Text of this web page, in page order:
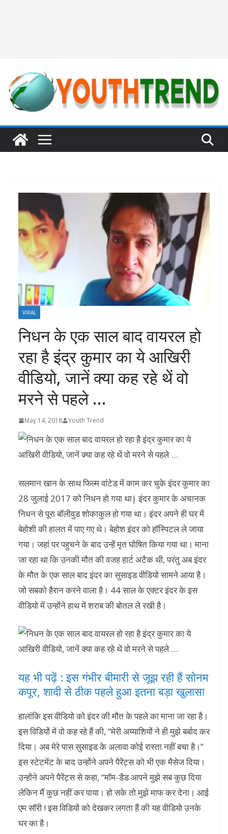
VIRAL
निधन के एक साल बाद वायरल हो
रहा है इंद्र कुमार का ये आखिरी
वीडियो, जानें क्‍या कह रहे थें वो
मरने से पहले …
May 14, 2018 Youth Trend
सलमान खान के साथ फिल्म वांटेड में काम कर चुके इंदर कुमार का
28 जुलाई 2017 को निधन हो गया था| इंदर कुमार के अचानक
निधन से पूरा बॉलीवुड शोकाकुल हो गया था। इंदर अपने ही घर में
बेहोशी की हालत में पाए गए थे। बेहोश इंदर को हॉस्पिटल ले जाया
गया। जहां पर पहुचने के बाद उन्हें मृत घोषित किया गया था। माना
जा रहा था कि उनकी मौत की वजह हार्ट अटैक थी, परंतु अब इंदर
के मौत के एक साल बाद इंदर का सुसाइड वीडियो सामने आया है।
जो सबको हैरान करने वाला है। 44 साल के एक्टर इंदर के इस
वीडियो में उन्होंने हाथ में शराब की बोतल ले रखी है।
यह भी पढ़ें : इस गंभीर बीमारी से जूझ रही हैं सोनम
कपूर, शादी से ठीक पहले हुआ इतना बड़ा खुलासा
हालांकि इस वीडियो को इंदर की मौत के पहले का माना जा रहा है।
इस विडियों में वो कह रहे हैं की, “मेरी अय्याशियों ने ही मुझे बर्बाद कर
दिया। अब मेरे पास सुसाइड के अलावा कोई रास्ता नहीं बचा है।”
इस स्टेटमेंट के बाद उन्होंने अपने पैरेंट्स को भी एक मैसेज दिया।
उन्होंने अपने पैरेंट्स से कहा, “मॉम-डैड आपने मुझे सब कुछ दिया
लेकिन मैं कुछ नहीं कर पाया। हो सके तो मुझे माफ कर देना। आई
एम सॉरी ! इस विडियों को देखकर लगता हैं की यह वीडियो उनके
घर का है।